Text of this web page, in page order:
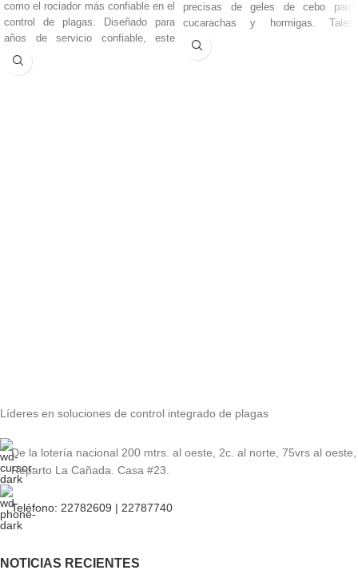
como el rociador más confiable en el
control de plagas. Diseñado para
años de servicio confiable, este
icónico rociador tiene acero
precisas de geles de cebo para
cucarachas y hormigas. Tales
colocaciones medidas y precisas del
Líderes en soluciones de control integrado de plagas
De la lotería nacional 200 mtrs. al oeste, 2c. al norte, 75vrs al oeste,
Reparto La Cañada. Casa #23.
Teléfono: 22782609 | 22787740
NOTICIAS RECIENTES